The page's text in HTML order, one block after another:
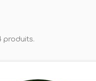
produits.